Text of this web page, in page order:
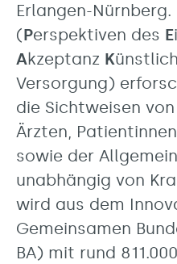
Erlangen-Nürnberg.
(Perspektiven des E
Akzeptanz K
Versorgung)
die Sichtweisen
Ärzten,
sowie der
unabhängig von
wird aus dem
Gemeinsamen
BA) mit rund